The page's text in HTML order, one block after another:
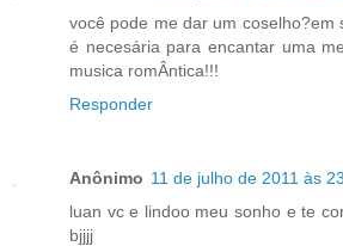
você pode me dar um coselho?em
é necesária para encantar uma
musica romÂntica!!!
Responder
Anônimo 11 de julho de 2011 às
luan vc e lindoo meu sonho e te
bjjjj